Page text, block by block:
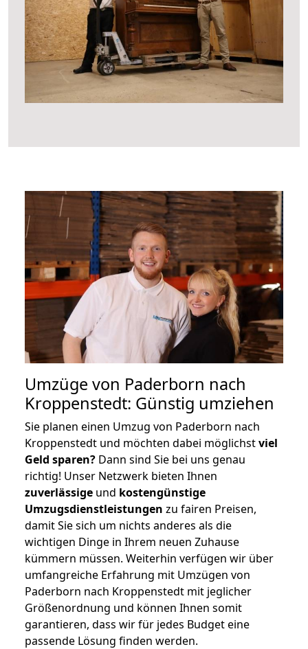
Umzüge von Paderborn nach
Kroppenstedt: Günstig umziehen
Sie planen einen Umzug von Paderborn nach
Kroppenstedt und möchten dabei möglichstviel
Geld sparen? Dann sind Sie bei uns genau
richtig! Unser Netzwerk bieten Ihnen
zuverlässige und kostengünstige
Umzugsdienstleistungen zu fairen Preisen,
damit Sie sich um nichts anderes als die
wichtigen Dinge in Ihrem neuen Zuhause
kümmern müssen. Weiterhin verfügen wir über
umfangreiche Erfahrung mit Umzügen von
Paderborn nach Kroppenstedt mit jeglicher
Größenordnung und können Ihnen somit
garantieren, dass wir für jedes Budget eine
passende Lösung finden werden.